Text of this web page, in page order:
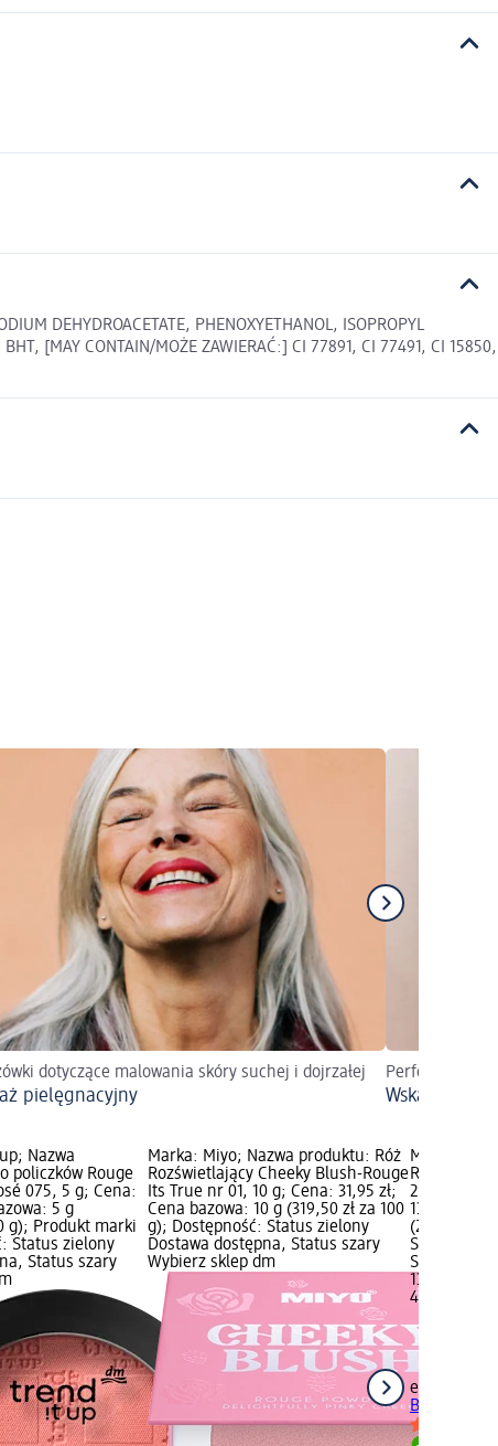
DEHYDROACETATE, PHENOXYETHANOL, ISOPROPYL
[MAY CONTAIN/MOŻE ZAWIERAĆ:] CI 77891, CI 77491, CI 15850,
dotyczące malowania skóry suchej i dojrzałej
pielęgnacyjny
Perfekcyjny
Wskazówki
Nazwa
policzków Rouge
075, 5 g; Cena:
5 g
g); Produkt marki
Status zielony
Status szary
Marka: Miyo; Nazwa produktu: Róż
Rozświetlający Cheeky Blush-Rouge
Its True nr 01, 10 g; Cena: 31,95 zł;
Cena bazowa: 10 g (319,50 zł za 100
g); Dostępność: Status zielony
Dostawa dostępna, Status szary
Wybierz sklep dm
Marka:
Róż do
20 Peach
13,45 zł;
(298,89 zł
Status
Status
13,45 zł
4,5 g
essence
Baked